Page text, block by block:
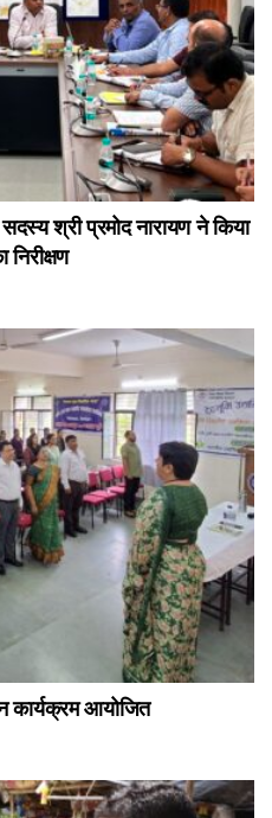
श्री प्रमोद नारायण ने किया
कार्यक्रम आयोजित